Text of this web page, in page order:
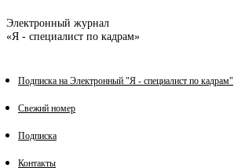
Электронный журнал
«Я - специалист по кадрам»
Подписка на Электронный "Я - специалист по кадрам"
Свежий номер
Подписка
Контакты